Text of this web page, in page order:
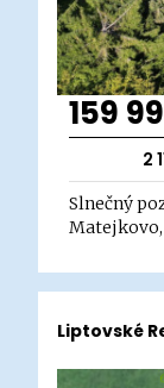
159
2
Slnečný
Liptovské